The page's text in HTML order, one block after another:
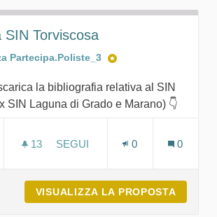
SIN Torviscosa
Partecipa.Poliste_3
la bibliografia relativa al SIN
SIN Laguna di Grado e Marano) 👇
13 13 SOSTENITORI
SEGUI
0 0
VISUALIZZA LA PROPOSTA